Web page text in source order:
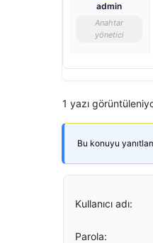
admin
Anahtar
yönetici
1 yazı
Bu konuyu
Kullanıcı adı:
Parola: